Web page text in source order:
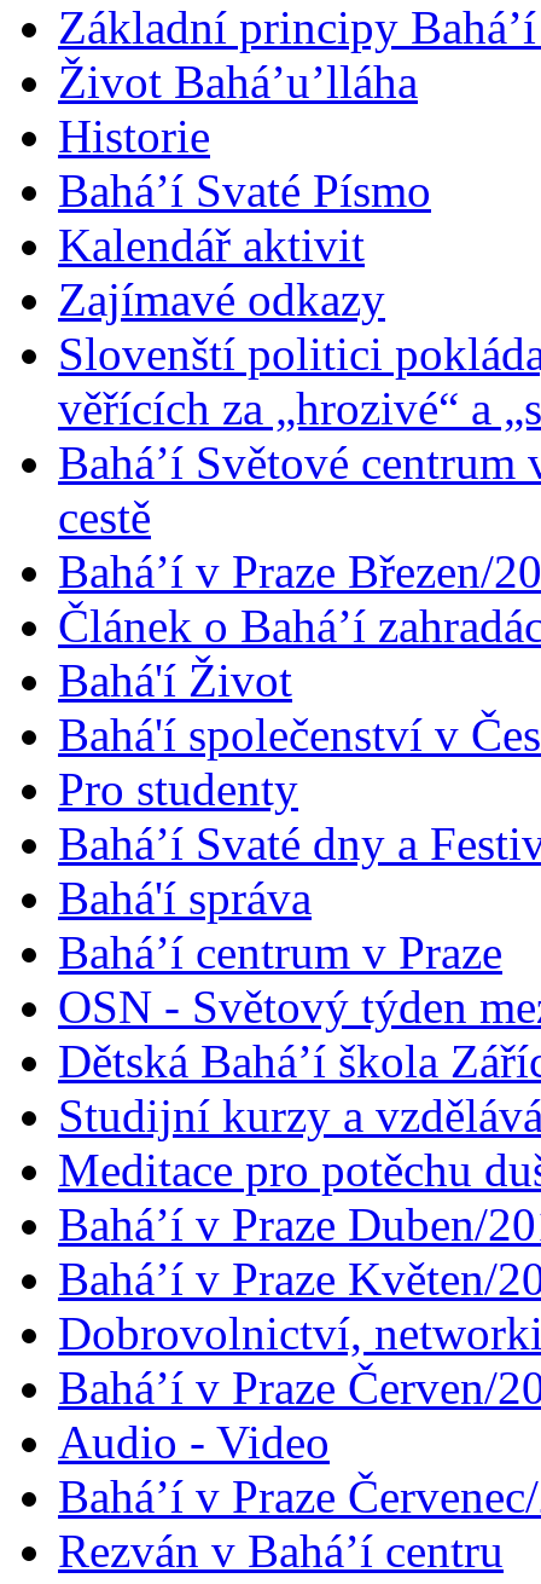
Základní principy
Život Bahá’u’lláha
Historie
Bahá’í Svaté Písmo
Kalendář aktivit
Zajímavé odkazy
Slovenští politici
věřících za „hrozivé“ a
Bahá’í Světové
cestě
Bahá’í v Praze Březen/
Článek o Bahá’í
Bahá'í Život
Bahá'í společenství v
Pro studenty
Bahá’í Svaté dny a
Bahá'í správa
Bahá’í centrum v Praze
OSN - Světový týden
Dětská Bahá’í škola
Studijní kurzy a
Meditace pro potěchu
Bahá’í v Praze Duben/
Bahá’í v Praze Květen/
Dobrovolnictví,
Bahá’í v Praze Červen/
Audio - Video
Bahá’í v Praze
Rezván v Bahá’í centru